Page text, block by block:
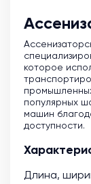
которое
популярных
машин
доступности.
Длина,